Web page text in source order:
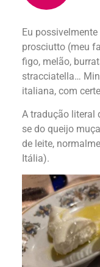
Eu
prosciutto (meu
figo, melão,
stracciatella…
italiana, com
A tradução literal
se do queijo
de leite,
Itália).